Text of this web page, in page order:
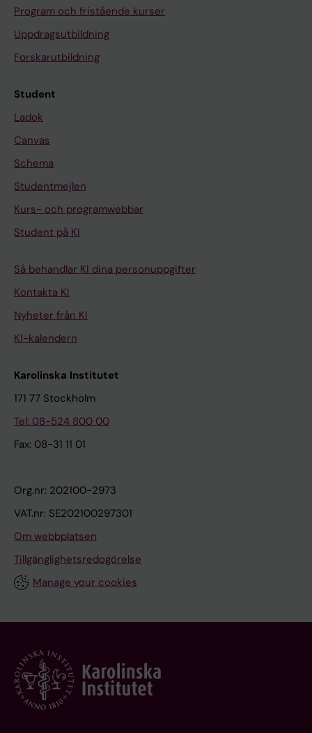
Program och fristående kurser
Uppdragsutbildning
Forskarutbildning
Student
Ladok
Canvas
Schema
Studentmejlen
Kurs- och programwebbar
Student på KI
Så behandlar KI dina personuppgifter
Kontakta KI
Nyheter från KI
KI-kalendern
Karolinska Institutet
171 77 Stockholm
Tel: 08-524 800 00
Fax: 08-31 11 01
Org.nr: 202100-2973
VAT.nr: SE202100297301
Om webbplatsen
Tillgänglighetsredogörelse
Manage your cookies